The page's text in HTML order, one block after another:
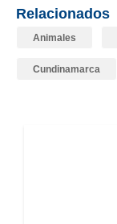
Relacionados
Animales
Cundinamarca